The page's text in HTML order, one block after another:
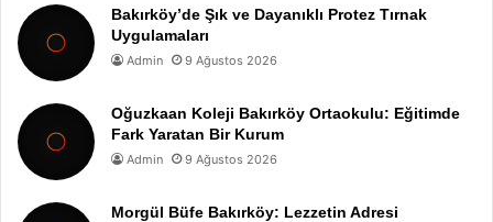
Bakırköy’de Şık ve Dayanıklı Protez Tırnak
Uygulamaları
Admin 9 Ağustos 2026
Oğuzkaan Koleji Bakırköy Ortaokulu: Eğitimde
Fark Yaratan Bir Kurum
Admin 9 Ağustos 2026
Morgül Büfe Bakırköy: Lezzetin Adresi